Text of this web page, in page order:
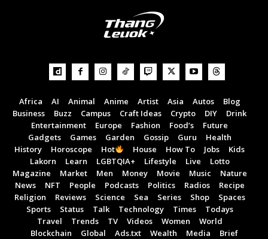
Africa AI Animal Anime Artist Asia Autos
Blog
Business
Buzz Campus Craft Ideas Crypto DIY
Drink
Entertainment
Europe Fashion Food’s
Future
Gadgets
Games Garden Gossip Guru
Health
History
Horoscope Hot House How To Jobs
Kids
Lakorn
Learn LGBTQIA+ Lifestyle Live
Lotto
Magazine
Market Men Money Movie Music
Nature
News
NFT People Podcasts Politics Radios
Recipe
Religion
Reviews Science Sea Series Shop
Spaces
Sports
Status Talk Technology Times
Todays
Travel
Trends TV Videos Women
World
Blockchain
Global Ads.txt Wealth Media Brief